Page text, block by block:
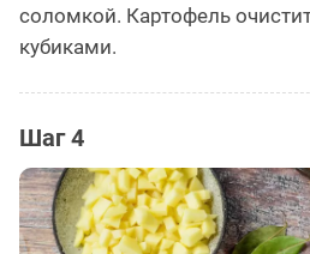
соломкой. Картофель
кубиками.
Шаг 4